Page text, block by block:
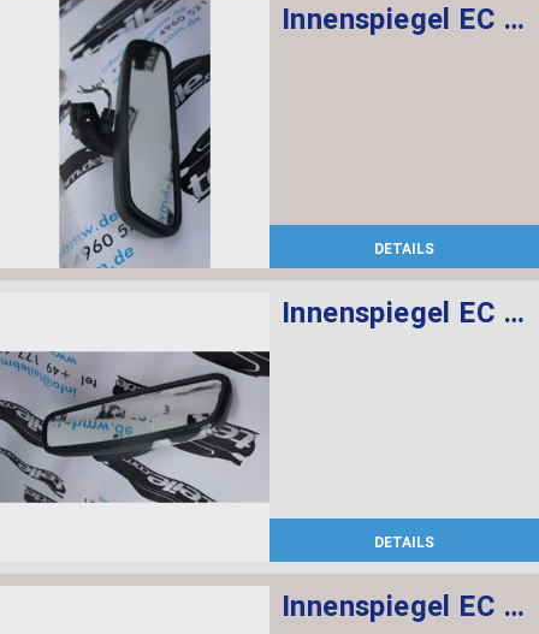
Innenspiegel EC / LED / GTO
DETAILS
Innenspiegel EC / LED / GTO
DETAILS
Innenspiegel EC / LED / GTO